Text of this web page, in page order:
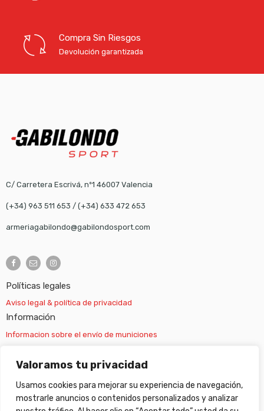
Valoramos tu privacidad
Usamos cookies para mejorar su experiencia de navegación,
mostrarle anuncios o contenidos personalizados y analizar
Compra Sin Riesgos
Devolución garantizada
C/ Carretera Escrivá, nº1 46007 Valencia
(+34) 963 511 653 / (+34) 633 472 653
armeriagabilondo@gabilondosport.com
Políticas legales
Aviso legal & política de privacidad
Información
Informacion sobre el envío de municiones
Información sobre el envío de armas
Cambios y devoluciones